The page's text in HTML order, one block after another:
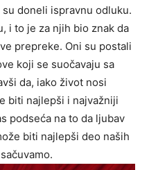
doneli ispravnu odluku.
i to je za njih bio znak da
prepreke. Oni su postali
koji se suočavaju sa
da, iako život nosi
biti najlepši i najvažniji
podseća na to da ljubav
biti najlepši deo naših